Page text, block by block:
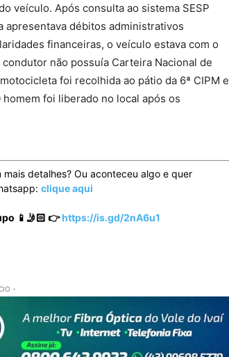
veículo. Após consulta ao sistema SESP
apresentava débitos administrativos
financeiras, o veículo estava com o
não possuía Carteira Nacional de
foi recolhida ao pátio da 6ª CIPM e
foi liberado no local após os
mais detalhes? Ou aconteceu algo e quer
clique aqui
📱🤳🏻 👉https://is.gd/2nA6u1
-